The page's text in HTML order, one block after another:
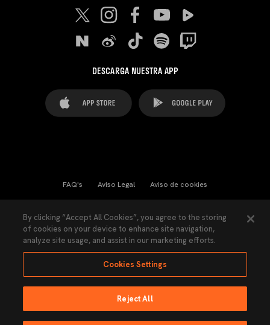
DESCARGA NUESTRA APP
FAQ's Aviso Legal Aviso de cookies
Ley Transparencia Política de Privacidad
Accesibilidad
Ninguna parte de esta página puede ser reproducida sin el permiso del Valencia
By clicking “Accept All Cookies”, you agree to the storing
of cookies on your device to enhance site navigation,
analyze site usage, and assist in our marketing efforts.
Cookies Settings
Reject All